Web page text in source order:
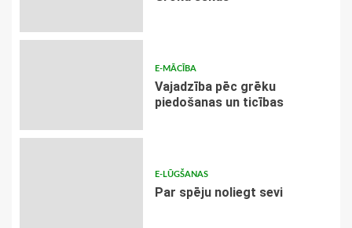
E-MĀCĪBA
Vajadzība pēc grēku
piedošanas un ticības
E-LŪGŠANAS
Par spēju noliegt sevi